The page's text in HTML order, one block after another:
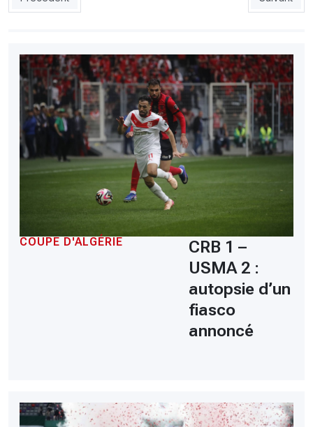
COUPE D'ALGÉRIE
CRB 1 –
USMA 2 :
autopsie d’un
fiasco
annoncé